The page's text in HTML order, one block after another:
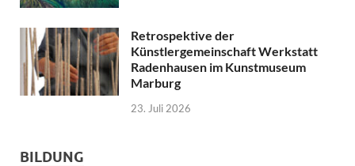
Retrospektive der
Künstlergemeinschaft Werkstatt
Radenhausen im Kunstmuseum
Marburg
23. Juli 2026
BILDUNG